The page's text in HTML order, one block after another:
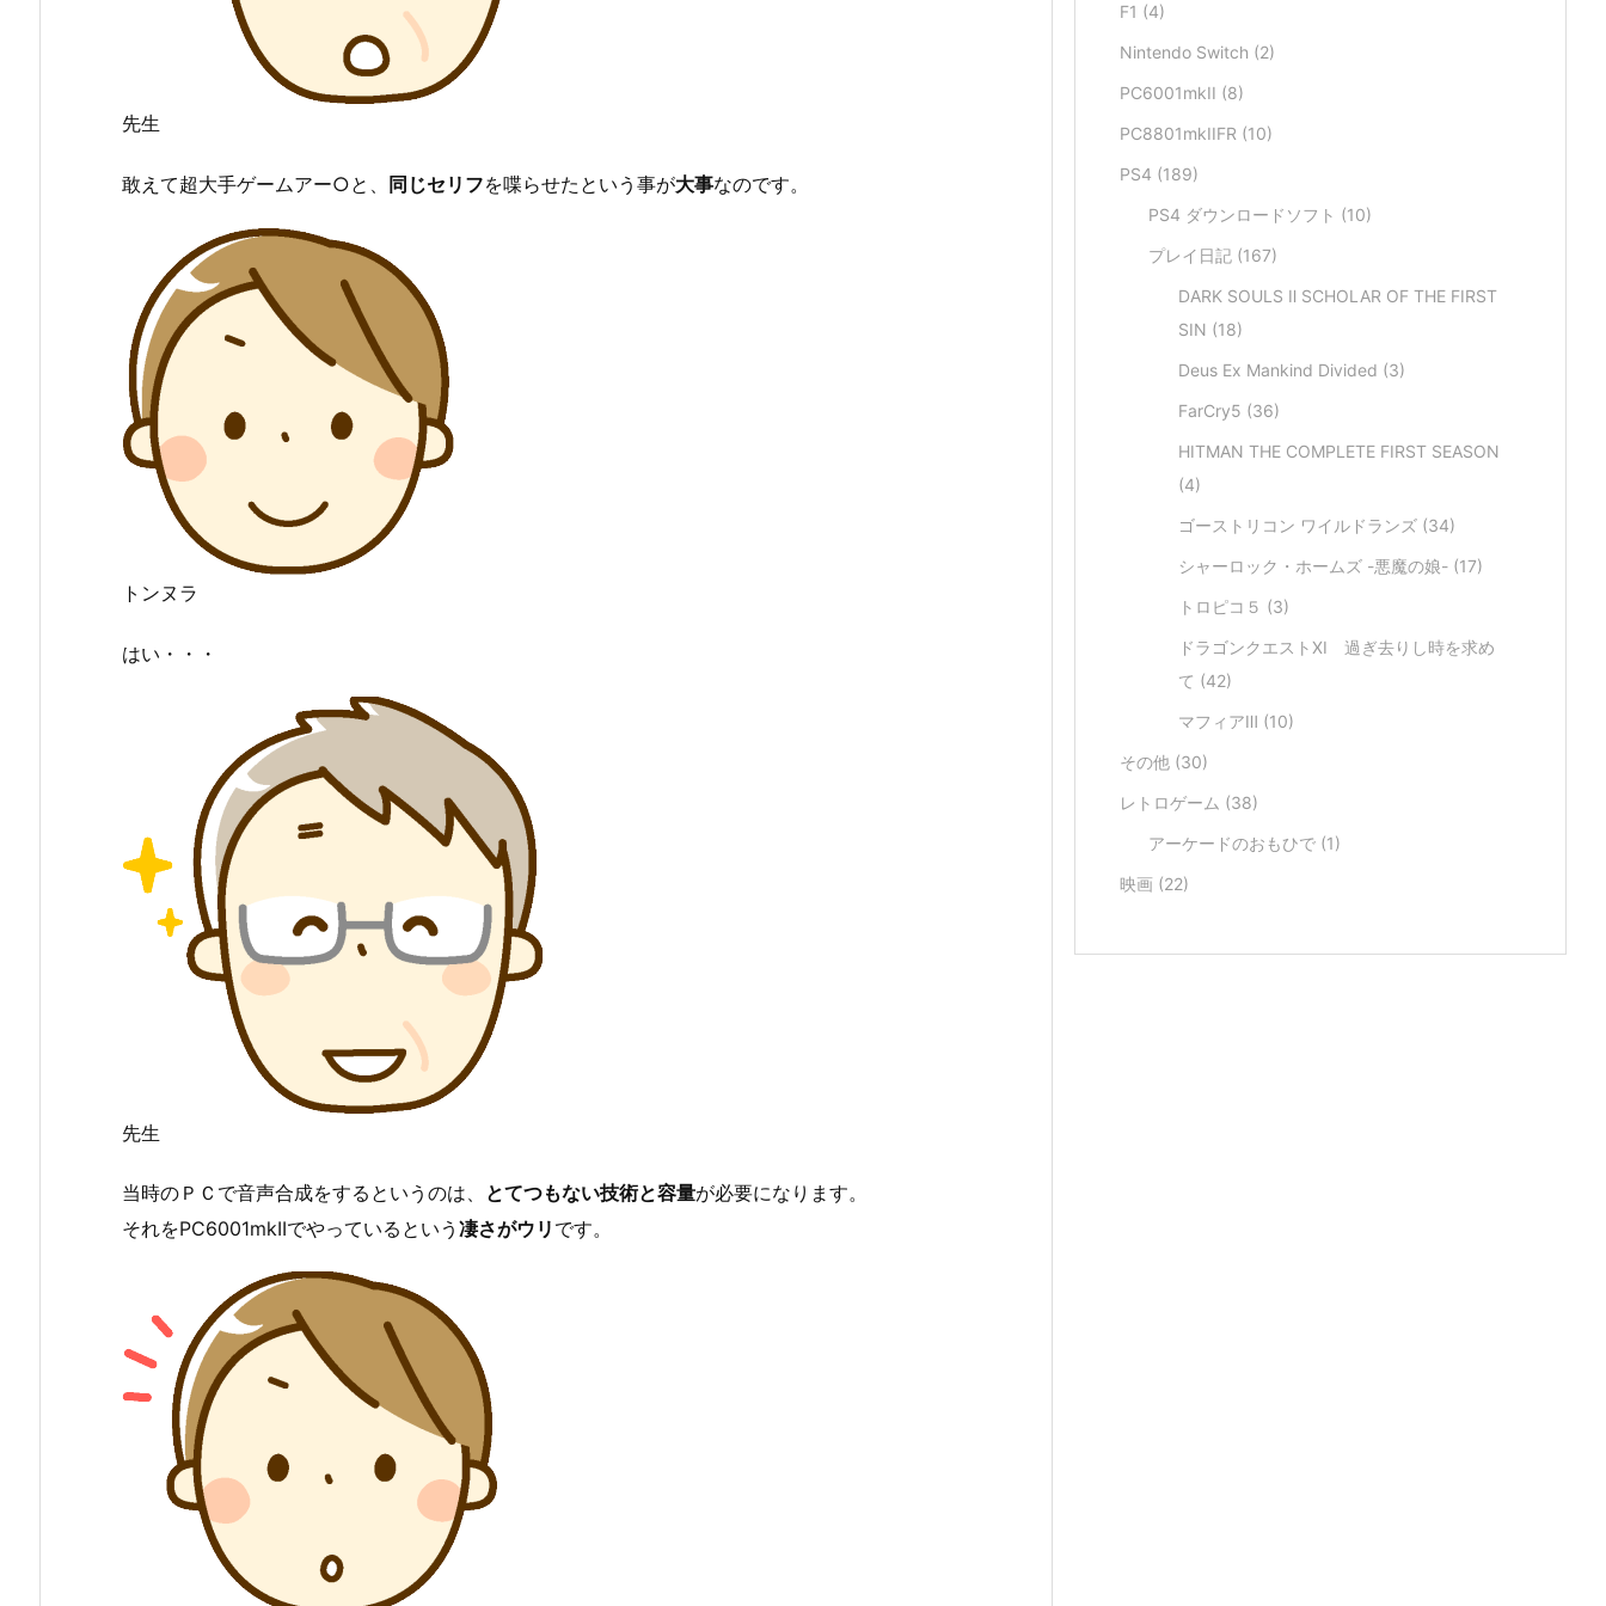
先生
敢えて超大手ゲームアー○と、 同じセリフを喋らせたという事が大事なのです。
トンヌラ
はい・・・
先生
当時のＰＣで音声合成をするというのは、 とてつもない技術と容量が必要になります。
それをPC6001mkIIでやっているという 凄さがウリ です。
F1 (4)
Nintendo Switch (2)
PC6001mkII (8)
PC8801mkIIFR (10)
PS4 (189)
PS4 ダウンロードソフト (10)
プレイ日記 (167)
DARK SOULS Ⅱ SCHOLAR OF THE FIRST
SIN (18)
Deus Ex Mankind Divided (3)
FarCry5 (36)
HITMAN THE COMPLETE FIRST SEASON
(4)
ゴーストリコン ワイルドランズ (34)
シャーロック・ホームズ -悪魔の娘- (17)
トロピコ５ (3)
ドラゴンクエストXI 過ぎ去りし時を求め
て (42)
マフィアⅢ (10)
その他 (30)
レトロゲーム (38)
アーケードのおもひで (1)
映画 (22)